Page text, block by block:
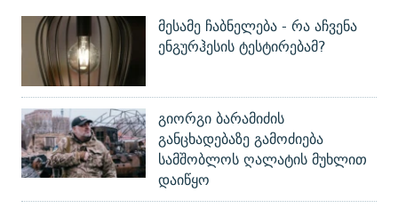
მესამე ჩაბნელება - რა აჩვენა
ენგურჰესის ტესტირებამ?
გიორგი ბარამიძის
განცხადებაზე გამოძიება
სამშობლოს ღალატის მუხლით
დაიწყო